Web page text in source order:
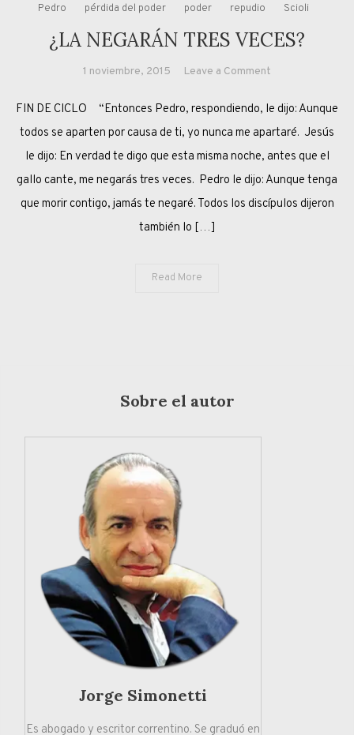
Pedro pérdida del poder poder repudio Scioli
¿LA NEGARÁN TRES VECES?
1 noviembre, 2015 Leave a Comment
NEGARÁN
TRES
VECES?
FIN DE CICLO “Entonces Pedro, respondiendo, le dijo: Aunque
todos se aparten por causa de ti, yo nunca me apartaré. Jesús
le dijo: En verdad te digo que esta misma noche, antes que el
gallo cante, me negarás tres veces. Pedro le dijo: Aunque tenga
que morir contigo, jamás te negaré. Todos los discípulos dijeron
también lo […]
Read More
Sobre el autor
Jorge Simonetti
Es abogado y escritor correntino. Se graduó en